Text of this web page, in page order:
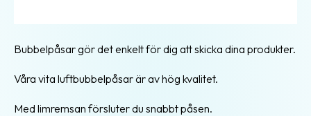
Bubbelpåsar gör det enkelt för dig att skicka dina produkter.
Våra vita luftbubbelpåsar är av hög kvalitet.
Med limremsan försluter du snabbt påsen.